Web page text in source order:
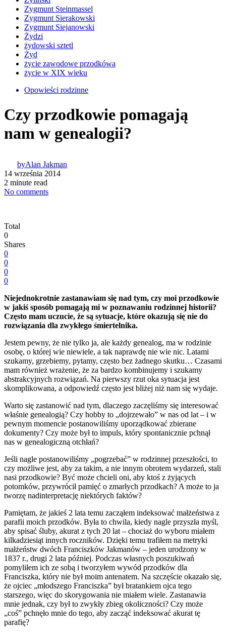
Zygmunt Steinmassel
Zygmunt Sierakowski
Zygmunt Siejanowski
Żydzi
żydowski sztetl
Żyd
życie zawodowe przodkówa
życie w XIX wieku
Opowieści rodzinne
Czy przodkowie pomagają
nam w genealogii?
byAlan Jakman
14 września 2014
2 minute read
No comments
Total
0
Shares
0
0
0
0
Niejednokrotnie zastanawiam się nad tym, czy moi przodkowie
w jakiś sposób pomagają mi w poznawaniu rodzinnej historii?
Często mam uczucie, że są sytuacje, które okazują się nie do
rozwiązania dla zwykłego śmiertelnika.
Jestem pewny, że nie tylko ja, ale każdy genealog, ma w rodzinie
osobę, o której wie niewiele, a tak naprawdę nie wie nic. Latami
szukamy, grzebiemy, pytamy, często bez żadnego skutku… Czasami
mam również wrażenie, że za bardzo kombinujemy i szukamy
abstrakcyjnych rozwiązań. Na pierwszy rzut oka sytuacja jest
skomplikowana, a odpowiedź często jest bliżej niż nam się wydaje.
Warto się zastanowić nad tym, dlaczego zaczęliśmy się interesować
właśnie genealogią? Czy hobby to „dojrzewało” w nas od lat – i w
pewnym momencie postanowiliśmy uporządkować zbierane
dokumenty? Czy może był to impuls, który spontanicznie pchnął
nas w genealogiczną otchłań?
Jeśli nagle postanowiliśmy „pogrzebać” w rodzinnej przeszłości, to
czy możliwe jest, aby za takim, a nie innym obrotem wydarzeń, stali
nasi przodkowie? Być może chcieli oni, aby ktoś z żyjących
potomków, przywrócił pamięć o zmarłych przodkach? A może to ja
tworzę nadinterpretację niektórych faktów?
Pamiętam, że jakieś 2 lata temu zacząłem indeksować małżeństwa z
parafii moich przodków. Była to chwila, kiedy nagle przyszła myśl,
aby spisać śluby, akurat z tych 20 lat – chociaż do wyboru miałem
kilkadziesiąt innych roczników. Dzięki temu trafiłem na metryki
małżeństw dwóch Franciszków Jakmanów – jeden urodzony w
1837 r., drugi 2 lata później. Podczas własnych poszukiwań
pomyliłem ich ze sobą i tworzyłem wywód przodków dla
Franciszka, który nie był moim antenatem. Na szczęście okazało się,
że ojciec „młodszego Franciszka” był bratankiem ojca tego
starszego, więc do skorygowania nie miałem wiele. Zastanawia
mnie jednak, czy był to zwykły zbieg okoliczności? Czy może
„coś” pchnęło mnie do tego, aby zacząć indeksować akurat tę
parafię?